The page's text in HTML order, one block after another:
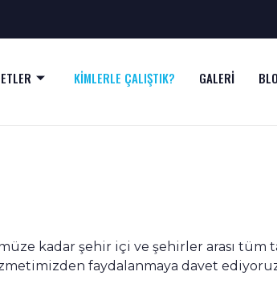
KİMLERLE ÇALIŞTIK? GALERİ
kadar şehir içi ve şehirler arası tüm
faydalanmaya davet